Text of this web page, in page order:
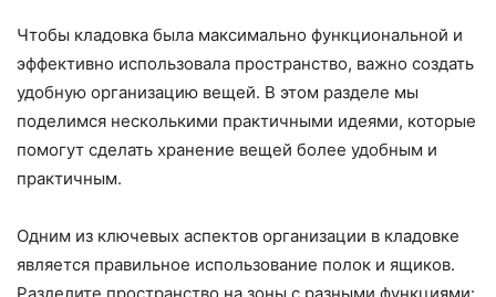
Чтобы кладовка была максимально функциональной и
эффективно использовала пространство, важно создать
удобную организацию вещей. В этом разделе мы
поделимся несколькими практичными идеями, которые
помогут сделать хранение вещей более удобным и
практичным.
Одним из ключевых аспектов организации в кладовке
является правильное использование полок и ящиков.